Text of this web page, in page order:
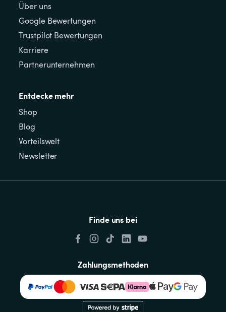
Über uns
Google Bewertungen
Trustpilot Bewertungen
Karriere
Partnerunternehmen
Entdecke mehr
Shop
Blog
Vorteilswelt
Newsletter
Finde uns bei
Zahlungsmethoden